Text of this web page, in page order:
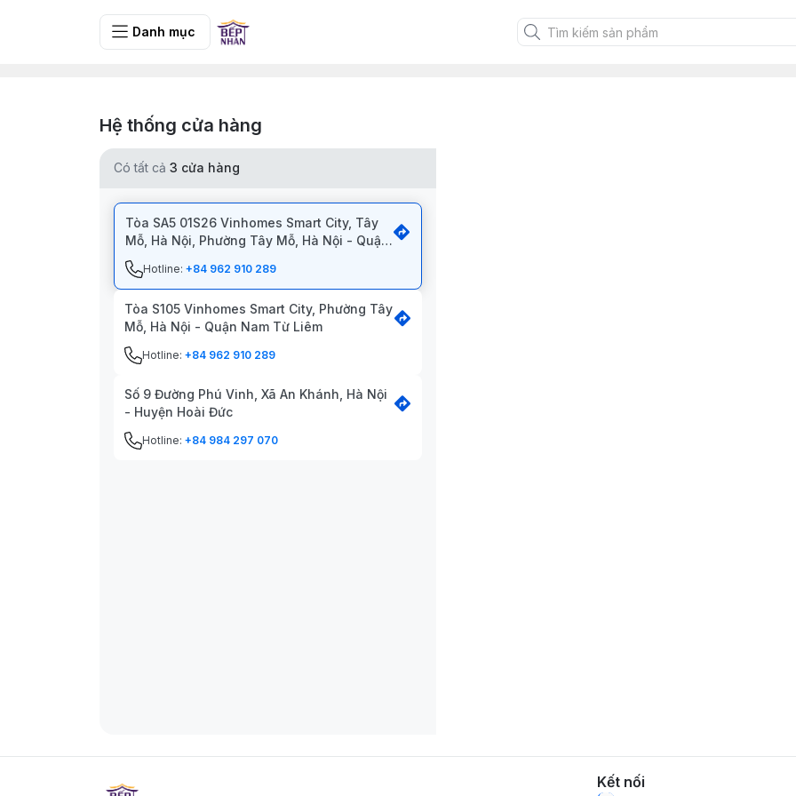
Danh mục
Hệ thống cửa hàng
Có tất cả 3 cửa hàng
Tòa SA5 01S26 Vinhomes Smart City, Tây
Mỗ, Hà Nội, Phường Tây Mỗ, Hà Nội - Quận
Nam Từ Liêm
Hotline: +84 962 910 289
Tòa S105 Vinhomes Smart City, Phường Tây
Mỗ, Hà Nội - Quận Nam Từ Liêm
Hotline: +84 962 910 289
Số 9 Đường Phú Vinh, Xã An Khánh, Hà Nội
- Huyện Hoài Đức
Hotline: +84 984 297 070
Kết nối